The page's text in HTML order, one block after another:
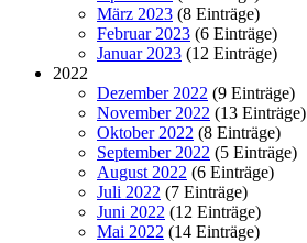
März 2023 (8 Einträge)
Februar 2023 (6 Einträge)
Januar 2023 (12 Einträge)
2022
Dezember 2022 (9 Einträge)
November 2022 (13 Einträge)
Oktober 2022 (8 Einträge)
September 2022 (5 Einträge)
August 2022 (6 Einträge)
Juli 2022 (7 Einträge)
Juni 2022 (12 Einträge)
Mai 2022 (14 Einträge)